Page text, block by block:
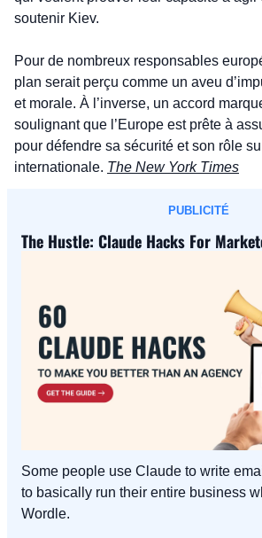
soutenir Kiev.
Pour de nombreux responsables
plan serait perçu comme un aveu
et morale. À l’inverse, un accord
soulignant que l’Europe est prête à
pour défendre sa sécurité et son rôle
internationale. The New York Times
PUBLICITÉ
The Hustle: Claude Hacks For
Some people use Claude to write
to basically run their entire business
Wordle.